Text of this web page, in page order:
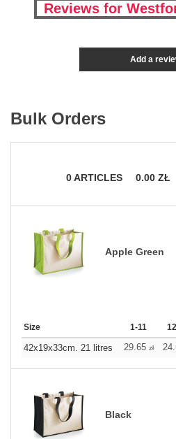
Reviews for
Add a
Bulk Orders
0ARTICLES 0.00 ZŁ
Apple Green
Size 1-11
42x19x33cm. 21 litres 29.65 zł
Black